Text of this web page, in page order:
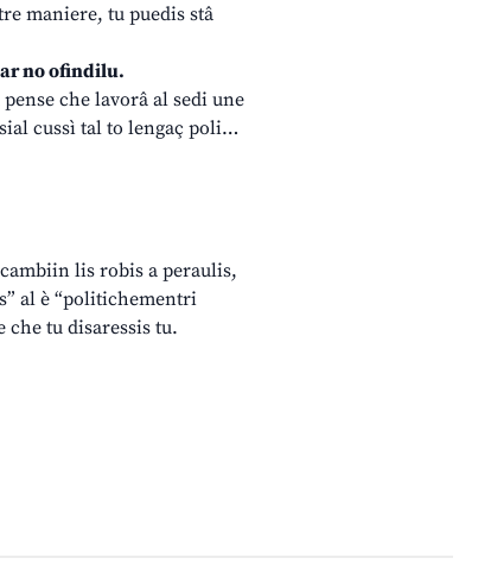
maniere, tu puedis stâ
no ofindilu.
che lavorâ al sedi une
cussì tal to lengaç poli…
lis robis a peraulis,
al è “politichementri
che tu disaressis tu.